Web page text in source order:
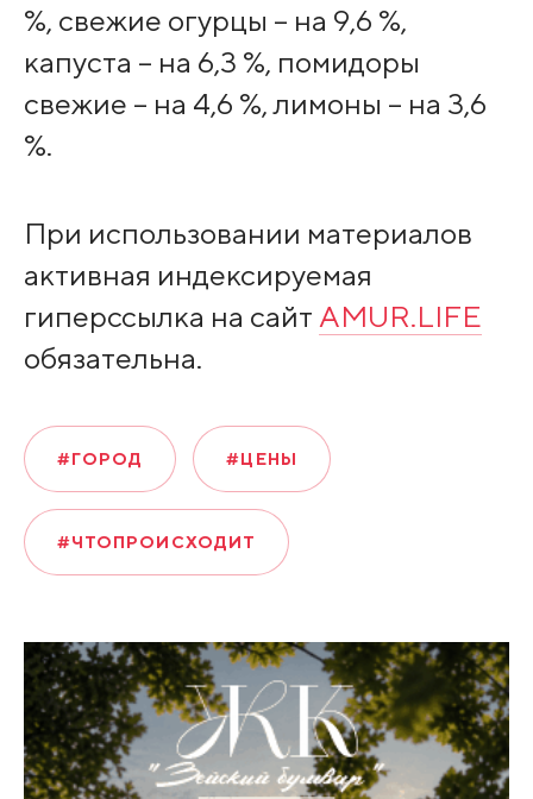
%, свежие огурцы – на 9,6 %,
капуста – на 6,3 %, помидоры
свежие – на 4,6 %, лимоны – на 3,6
%.
При использовании материалов
активная индексируемая
гиперссылка на сайт AMUR.LIFE
обязательна.
#ГОРОД #ЦЕНЫ
#ЧТОПРОИСХОДИТ